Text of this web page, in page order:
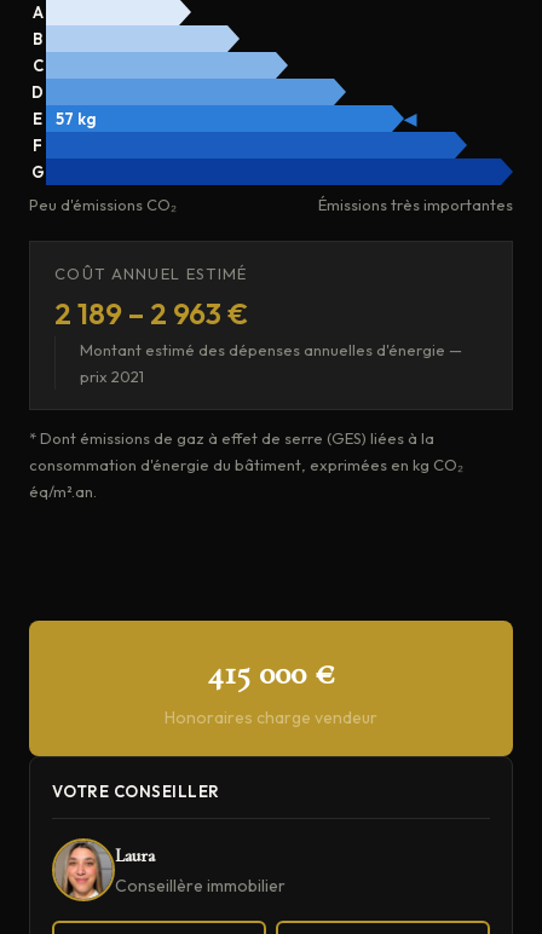
A
B
C
D
E
57 kg
◀
F
G
Peu d'émissions CO₂
Émissions très importantes
COÛT ANNUEL ESTIMÉ
2 189 – 2 963 €
Montant estimé des dépenses annuelles d'énergie —
prix 2021
* Dont émissions de gaz à effet de serre (GES) liées à la
consommation d'énergie du bâtiment, exprimées en kg CO₂
éq/m².an.
415 000 €
Honoraires charge vendeur
VOTRE CONSEILLER
Laura
Conseillère immobilier